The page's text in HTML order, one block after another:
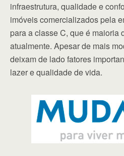
infraestrutura, qualidade e
imóveis comercializados pela
para a classe C, que é maioria
atualmente. Apesar de mais
deixam de lado fatores
lazer e qualidade de vida.